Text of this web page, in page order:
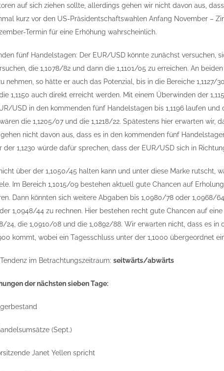
auf sich ziehen sollte, allerdings gehen wir nicht davon aus,
kurz vor den US-Präsidentschaftswahlen Anfang November –
Termin für eine Erhöhung wahrscheinlich.
fünf Handelstagen: Der EUR/USD könnte zunächst versuchen,
die 1,1078/82 und dann die 1,1101/05 zu erreichen. An
nehmen, so hätte er auch das Potenzial, bis in die Bereiche 1,1127/
1,1150 auch direkt erreicht werden. Mit einem Überwinden der
USD in den kommenden fünf Handelstagen bis 1,1196 laufen
die 1,1205/07 und die 1,1218/22. Spätestens hier erwarten
nicht davon aus, dass es in den kommenden fünf
der 1,1230 würde dafür sprechen, dass der EUR/USD sich in
über der 1,1050/45 halten kann und unter diese Marke rutscht,
Im Bereich 1,1015/09 bestehen aktuell gute Chancen auf
Dann könnten sich weitere Abgaben bis 1,0980/78 oder 1,0968/
1,0948/44 zu rechnen. Hier bestehen recht gute Chancen auf
24, die 1,0910/08 und die 1,0892/88. Wir erwarten nicht, dass es
kommt, wobei ein Tagesschluss unter der 1,1000 übergeordnet
im Betrachtungszeitraum: seitwärts/abwärts
der nächsten sieben Tage:
(Sept.)
Janet Yellen spricht